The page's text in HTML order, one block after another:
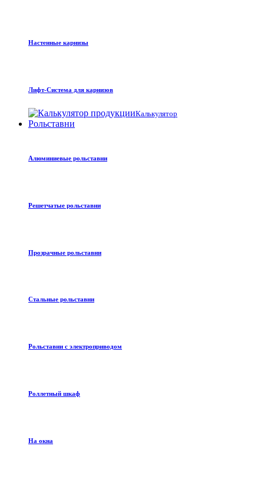
Настенные карнизы
Лифт-Система для карнизов
Калькулятор
Рольставни
Алюминиевые рольставни
Решетчатые рольставни
Прозрачные рольставни
Стальные рольставни
Рольставни с электроприводом
Роллетный шкаф
На окна